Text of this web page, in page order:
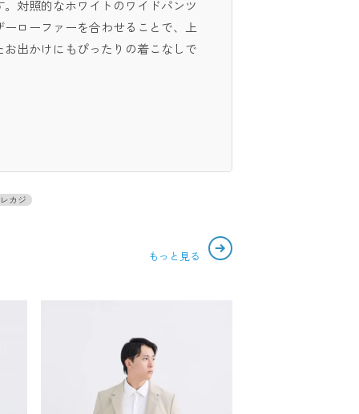
対照的なホワイトのワイドパンツ
ローファーを合わせることで、上
出かけにもぴったりの着こなしで
カジ
もっと見る